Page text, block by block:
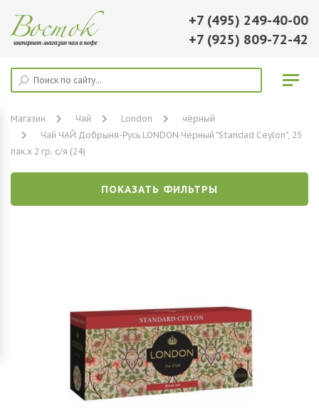
+7 (495) 249-40-00
+7 (925) 809-72-42
Магазин Чай London
чёрный
Чай ЧАЙ Добрыня-Русь LONDON Черный "Standad Ceylon", 25
пак.х 2 гр. с/я (24)
ПОКАЗАТЬ ФИЛЬТРЫ